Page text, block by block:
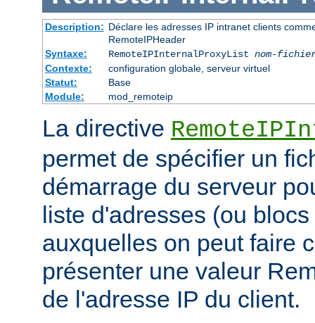
Description: Déclare les adresses IP intranet clients
RemoteIPHeader
Syntaxe:
RemoteIPInternalProxyList nom-
Contexte:
configuration globale, serveur virtuel
Statut:
Base
Module:
mod_remoteip
La directive
permet de spécifier un
démarrage du serveur
liste d'adresses (ou
auxquelles on peut faire
présenter une valeur
de l'adresse IP du client.